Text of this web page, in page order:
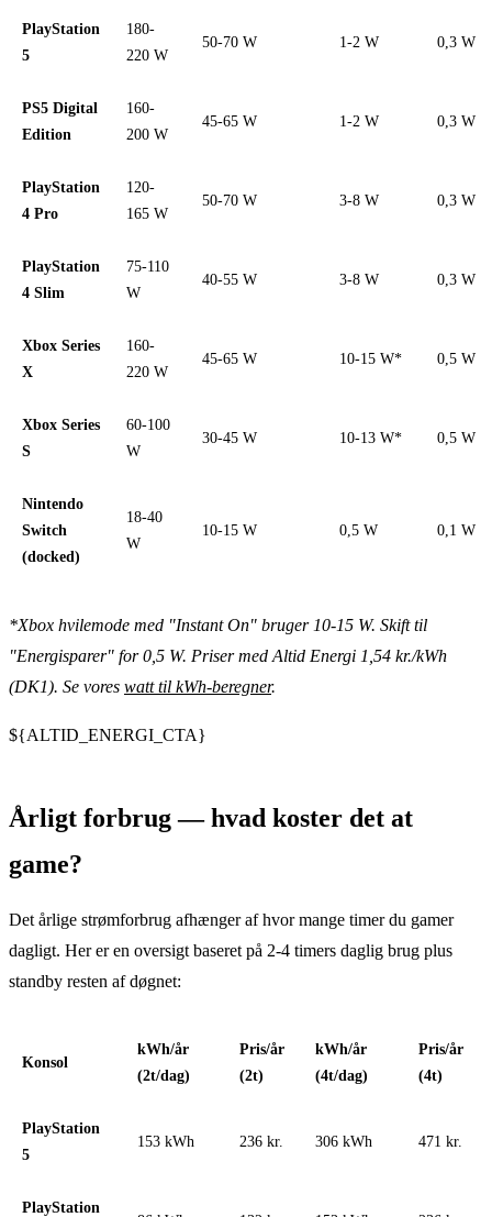
PlayStation
5
180-
220 W
50-70 W 1-2 W 0,3 W
PS5 Digital
Edition
160-
200 W
45-65 W 1-2 W 0,3 W
PlayStation
4 Pro
120-
165 W
50-70 W 3-8 W 0,3 W
PlayStation
4 Slim
75-110
W
40-55 W 3-8 W 0,3 W
Xbox Series
X
160-
220 W
45-65 W 10-15 W* 0,5 W
Xbox Series
S
60-100
W
30-45 W 10-13 W* 0,5 W
Nintendo
Switch
(docked)
18-40
W
10-15 W 0,5 W 0,1 W
*Xbox hvilemode med "Instant On" bruger 10-15 W. Skift til
"Energisparer" for 0,5 W. Priser med Altid Energi 1,54 kr./kWh
(DK1). Se vores watt til kWh-beregner.
${ALTID_ENERGI_CTA}
Årligt forbrug — hvad koster det at
game?
Det årlige strømforbrug afhænger af hvor mange timer du gamer
dagligt. Her er en oversigt baseret på 2-4 timers daglig brug plus
standby resten af døgnet:
Konsol
kWh/år
(2t/dag)
Pris/år
(2t)
kWh/år
(4t/dag)
Pris/år
(4t)
PlayStation
5
153 kWh 236 kr. 306 kWh 471 kr.
PlayStation